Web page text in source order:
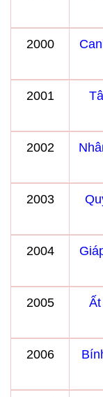
2000
2001
2002
2003
2004
2005
2006